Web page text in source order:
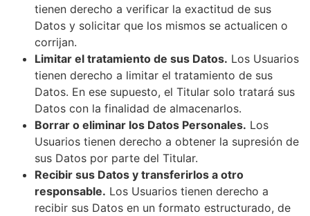
tienen derecho a verificar la exactitud de sus
Datos y solicitar que los mismos se actualicen o
corrijan.
Limitar el tratamiento de sus Datos. Los Usuarios
tienen derecho a limitar el tratamiento de sus
Datos. En ese supuesto, el Titular solo tratará sus
Datos con la finalidad de almacenarlos.
Borrar o eliminar los Datos Personales. Los
Usuarios tienen derecho a obtener la supresión de
sus Datos por parte del Titular.
Recibir sus Datos y transferirlos a otro
responsable. Los Usuarios tienen derecho a
recibir sus Datos en un formato estructurado, de